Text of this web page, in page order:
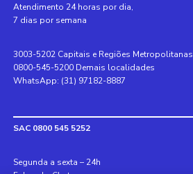
Atendimento 24 horas por dia,
7 dias por semana
3003-5202 Capitais e Regiões Metropolitanas
0800-545-5200 Demais localidades
WhatsApp: (31) 97182-8887
SAC 0800 545 5252
Segunda a sexta – 24h